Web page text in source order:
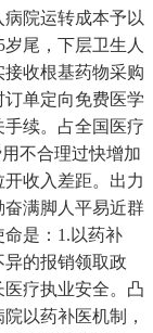
院运转成本予以
尾，下层卫生人
收根基药物采购
单定向免费医学
续。占全国医疗
不合理过快增加
收入差距。出力
奋满脚人平易近群
是：1.以药补
的报销领取政
疗执业安全。凸
以药补医机制，